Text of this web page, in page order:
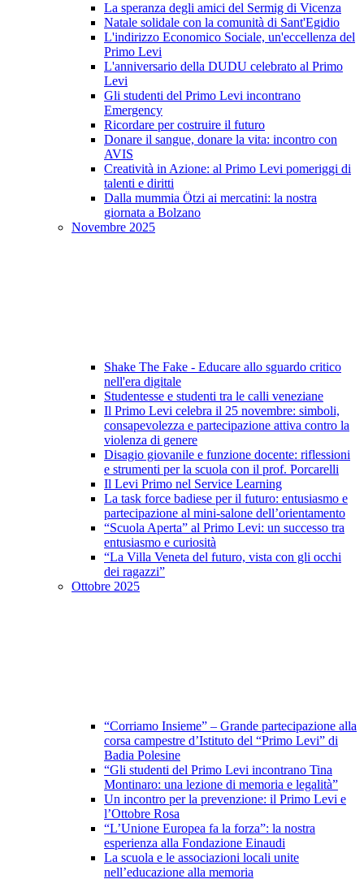
La speranza degli amici del Sermig di Vicenza
Natale solidale con la comunità di Sant'Egidio
L'indirizzo Economico Sociale, un'eccellenza del
Primo Levi
L'anniversario della DUDU celebrato al Primo
Levi
Gli studenti del Primo Levi incontrano
Emergency
Ricordare per costruire il futuro
Donare il sangue, donare la vita: incontro con
AVIS
Creatività in Azione: al Primo Levi pomeriggi di
talenti e diritti
Dalla mummia Ötzi ai mercatini: la nostra
giornata a Bolzano
Novembre 2025
Shake The Fake - Educare allo sguardo critico
nell'era digitale
Studentesse e studenti tra le calli veneziane
Il Primo Levi celebra il 25 novembre: simboli,
consapevolezza e partecipazione attiva contro la
violenza di genere
Disagio giovanile e funzione docente: riflessioni
e strumenti per la scuola con il prof. Porcarelli
Il Levi Primo nel Service Learning
La task force badiese per il futuro: entusiasmo e
partecipazione al mini-salone dell’orientamento
“Scuola Aperta” al Primo Levi: un successo tra
entusiasmo e curiosità
“La Villa Veneta del futuro, vista con gli occhi
dei ragazzi”
Ottobre 2025
“Corriamo Insieme” – Grande partecipazione alla
corsa campestre d’Istituto del “Primo Levi” di
Badia Polesine
“Gli studenti del Primo Levi incontrano Tina
Montinaro: una lezione di memoria e legalità”
Un incontro per la prevenzione: il Primo Levi e
l’Ottobre Rosa
“L’Unione Europea fa la forza”: la nostra
esperienza alla Fondazione Einaudi
La scuola e le associazioni locali unite
nell’educazione alla memoria